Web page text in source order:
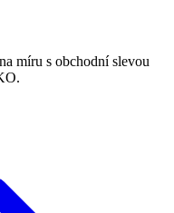
míru s obchodní slevou